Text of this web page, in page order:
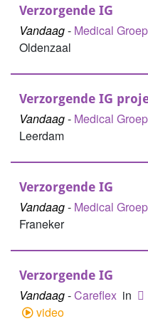
Verzorgende IG
Vandaag- Medical Groep
Oldenzaal
Verzorgende IG
Vandaag- Medical Groep
Leerdam
Verzorgende IG
Vandaag- Medical Groep
Franeker
Verzorgende IG
Vandaag-Careflex in
video